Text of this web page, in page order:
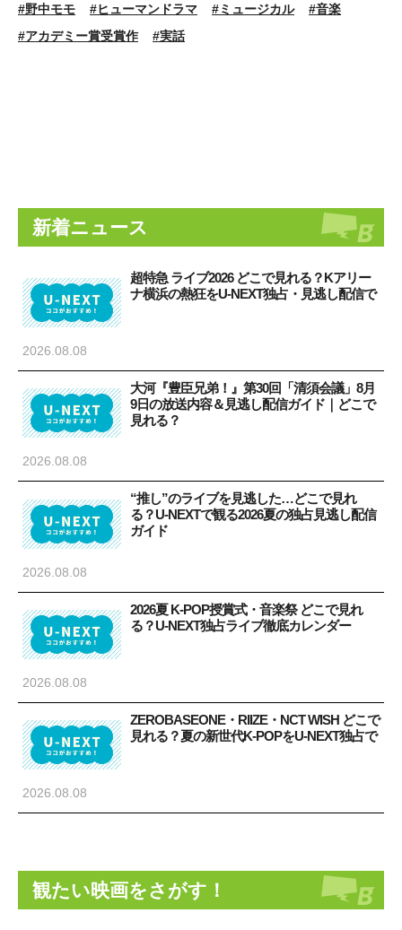
#野中モモ #ヒューマンドラマ #ミュージカル
#音楽
#アカデミー賞受賞作
#実話
新着ニュース
超特急 ライブ2026 どこで見れる？Kアリー
ナ横浜の熱狂をU-NEXT独占・見逃し配信で
2026.08.08
大河『豊臣兄弟！』第30回「清須会議」8月
9日の放送内容＆見逃し配信ガイド｜どこで
見れる？
2026.08.08
“推し”のライブを見逃した…どこで見れ
る？U-NEXTで観る2026夏の独占見逃し配信
ガイド
2026.08.08
2026夏 K-POP授賞式・音楽祭 どこで見れ
る？U-NEXT独占ライブ徹底カレンダー
2026.08.08
ZEROBASEONE・RIIZE・NCT WISH どこで
見れる？夏の新世代K-POPをU-NEXT独占で
2026.08.08
観たい映画をさがす！